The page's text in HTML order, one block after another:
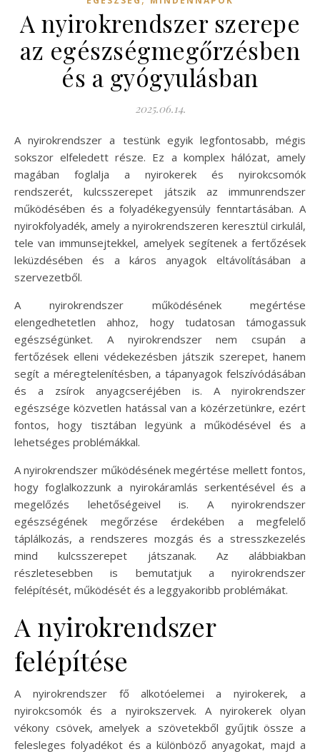
A nyirokrendszer szerepe
az egészségmegőrzésben
és a gyógyulásban
2025.06.14.
A nyirokrendszer a testünk egyik legfontosabb, mégis
sokszor elfeledett része. Ez a komplex hálózat, amely
magában foglalja a nyirokerek és nyirokcsomók
rendszerét, kulcsszerepet játszik az immunrendszer
működésében és a folyadékegyensúly fenntartásában. A
nyirokfolyadék, amely a nyirokrendszeren keresztül cirkulál,
tele van immunsejtekkel, amelyek segítenek a fertőzések
leküzdésében és a káros anyagok eltávolításában a
szervezetből.
A nyirokrendszer működésének megértése
elengedhetetlen ahhoz, hogy tudatosan támogassuk
egészségünket. A nyirokrendszer nem csupán a
fertőzések elleni védekezésben játszik szerepet, hanem
segít a méregtelenítésben, a tápanyagok felszívódásában
és a zsírok anyagcseréjében is. A nyirokrendszer
egészsége közvetlen hatással van a közérzetünkre, ezért
fontos, hogy tisztában legyünk a működésével és a
lehetséges problémákkal.
A nyirokrendszer működésének megértése mellett fontos,
hogy foglalkozzunk a nyirokáramlás serkentésével és a
megelőzés lehetőségeivel is. A nyirokrendszer
egészségének megőrzése érdekében a megfelelő
táplálkozás, a rendszeres mozgás és a stresszkezelés
mind kulcsszerepet játszanak. Az alábbiakban
részletesebben is bemutatjuk a nyirokrendszer
felépítését, működését és a leggyakoribb problémákat.
A nyirokrendszer
felépítése
A nyirokrendszer fő alkotóelemei a nyirokerek, a
nyirokcsomók és a nyirokszervek. A nyirokerek olyan
vékony csövek, amelyek a szövetekből gyűjtik össze a
felesleges folyadékot és a különböző anyagokat, majd a